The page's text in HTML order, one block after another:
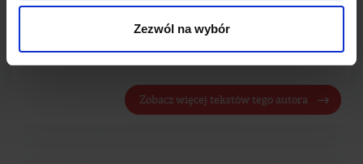
Zezwól na wybór
ludziach, taksówkach i innych
zwierzętach".
Zobacz więcej tekstów tego autora